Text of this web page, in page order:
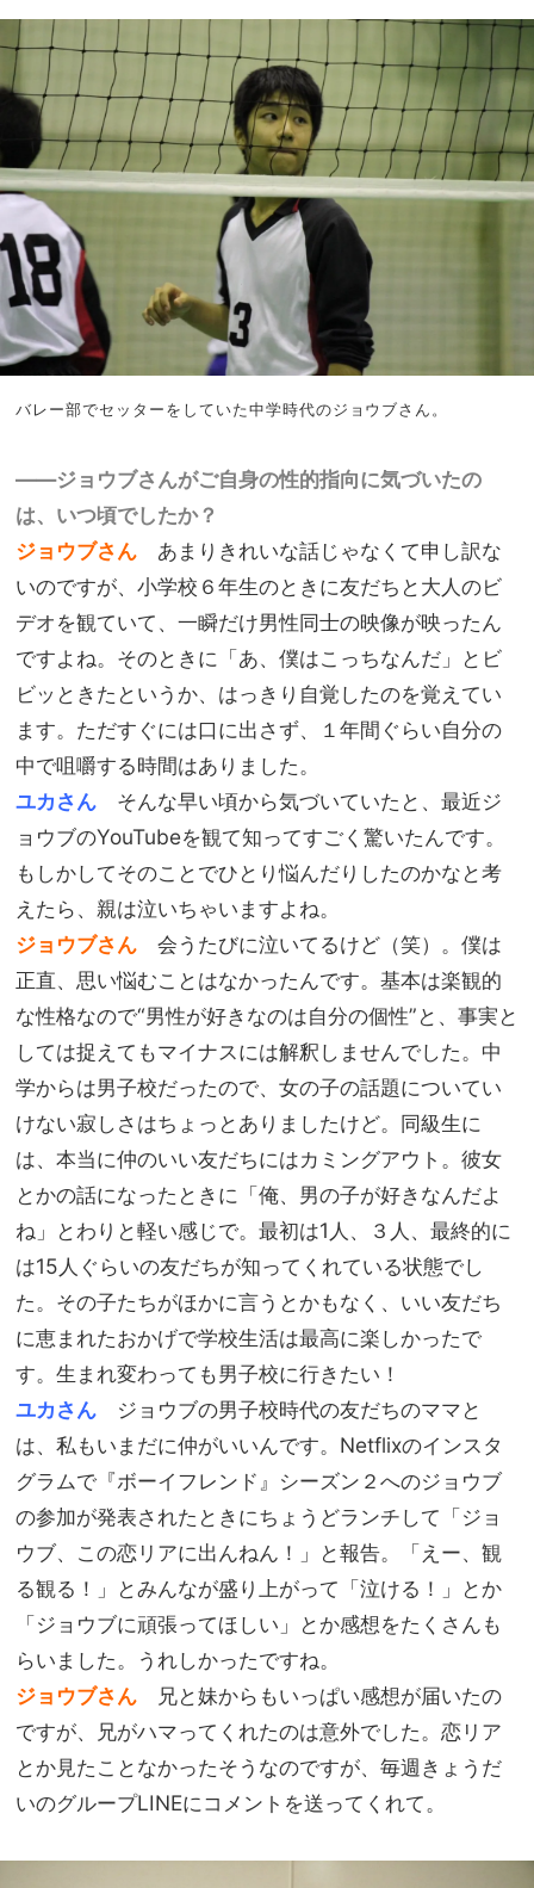
バレー部でセッターをしていた中学時代のジョウブさん。
――ジョウブさんがご自身の性的指向に気づいたの
は、いつ頃でしたか？
ジョウブさん あまりきれいな話じゃなくて申し訳な
いのですが、小学校６年生のときに友だちと大人のビ
デオを観ていて、一瞬だけ男性同士の映像が映ったん
ですよね。そのときに「あ、僕はこっちなんだ」とビ
ビッときたというか、はっきり自覚したのを覚えてい
ます。ただすぐには口に出さず、１年間ぐらい自分の
中で咀嚼する時間はありました。
ユカさん そんな早い頃から気づいていたと、最近ジ
ョウブのYouTubeを観て知ってすごく驚いたんです。
もしかしてそのことでひとり悩んだりしたのかなと考
えたら、親は泣いちゃいますよね。
ジョウブさん 会うたびに泣いてるけど（笑）。僕は
正直、思い悩むことはなかったんです。基本は楽観的
な性格なので“男性が好きなのは自分の個性”と、事実と
しては捉えてもマイナスには解釈しませんでした。中
学からは男子校だったので、女の子の話題についてい
けない寂しさはちょっとありましたけど。同級生に
は、本当に仲のいい友だちにはカミングアウト。彼女
とかの話になったときに「俺、男の子が好きなんだよ
ね」とわりと軽い感じで。最初は1 人、３人、最終的に
は15 人ぐらいの友だちが知ってくれている状態でし
た。その子たちがほかに言うとかもなく、いい友だち
に恵まれたおかげで学校生活は最高に楽しかったで
す。生まれ変わっても男子校に行きたい！
ユカさん ジョウブの男子校時代の友だちのママと
は、私もいまだに仲がいいんです。 Netflixのインスタ
グラムで『ボーイフレンド』シーズン２へのジョウブ
の参加が発表されたときにちょうどランチして「ジョ
ウブ、この恋リアに出んねん！」と報告。「えー、観
る観る！」とみんなが盛り上がって「泣ける！」とか
「ジョウブに頑張ってほしい」とか感想をたくさんも
らいました。うれしかったですね。
ジョウブさん 兄と妹からもいっぱい感想が届いたの
ですが、兄がハマってくれたのは意外でした。恋リア
とか見たことなかったそうなのですが、毎週きょうだ
いのグループLINEにコメントを送ってくれて。